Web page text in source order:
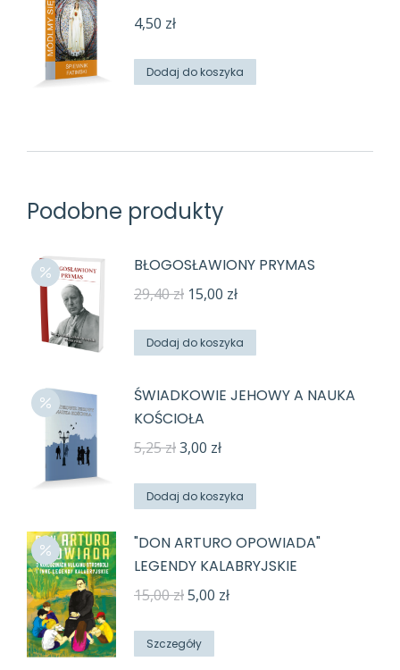
4,50 zł
Dodaj do koszyka
Podobne produkty
BŁOGOSŁAWIONY PRYMAS
29,40zł Pierwotna
wynosiła:
15,00 złAktualna
wynosi:
Dodaj do koszyka
ŚWIADKOWIE JEHOWY A NAUKA
KOŚCIOŁA
5,25złPierwotna
wynosiła:
3,00 złAktualna
wynosi:
Dodaj do koszyka
"DON ARTURO OPOWIADA"
LEGENDY KALABRYJSKIE
15,00złPierwotna
wynosiła:
5,00 złAktualna
Szczegóły